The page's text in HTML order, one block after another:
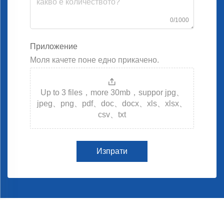
0/1000
Приложение
Моля качете поне едно прикачено.
Up to 3 files，more 30mb，suppor jpg、
jpeg、png、pdf、doc、docx、xls、xlsx、
csv、txt
Изпрати